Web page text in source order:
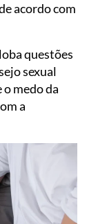
acordo com
questões
sexual
medo da
a